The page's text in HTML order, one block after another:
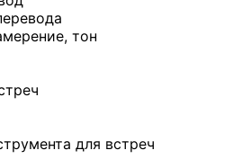
тон
для встреч